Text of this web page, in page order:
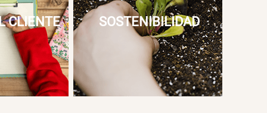
CLIENTE SOSTENIBILIDAD